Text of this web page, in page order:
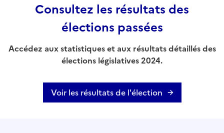
Consultez les résultats des
élections passées
Accédez aux statistiques et aux résultats détaillés des
élections législatives 2024.
Voir les résultats de l'élection